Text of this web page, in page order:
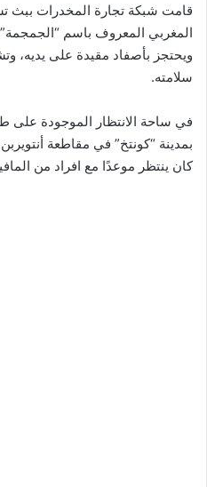
قامت شبكة تجارة المخدرات ببث
المغربي المعروف باسم
ويحتجز بأصفاد مقيدة على يديه،
سلامته.
بمدينة “كونتخ” في مقاطعة
كان ينتظر موعدًا مع افراد من